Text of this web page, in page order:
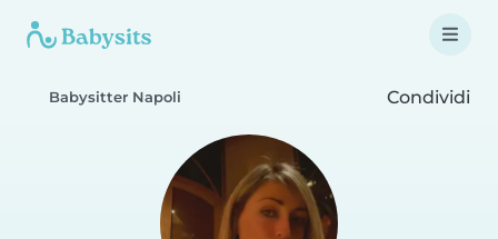
Babysitter Napoli Condividi